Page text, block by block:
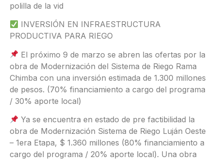
polilla de la vid
INVERSIÓN EN INFRAESTRUCTURA
PRODUCTIVA PARA RIEGO
El próximo 9 de marzo se abren las ofertas por la
obra de Modernización del Sistema de Riego Rama
Chimba con una inversión estimada de 1.300 millones
de pesos. (70% financiamiento a cargo del programa
/ 30% aporte local)
Ya se encuentra en estado de pre factibilidad la
obra de Modernización Sistema de Riego Luján Oeste
– 1era Etapa, $ 1.360 millones (80% financiamiento a
cargo del programa / 20% aporte local). Una obra